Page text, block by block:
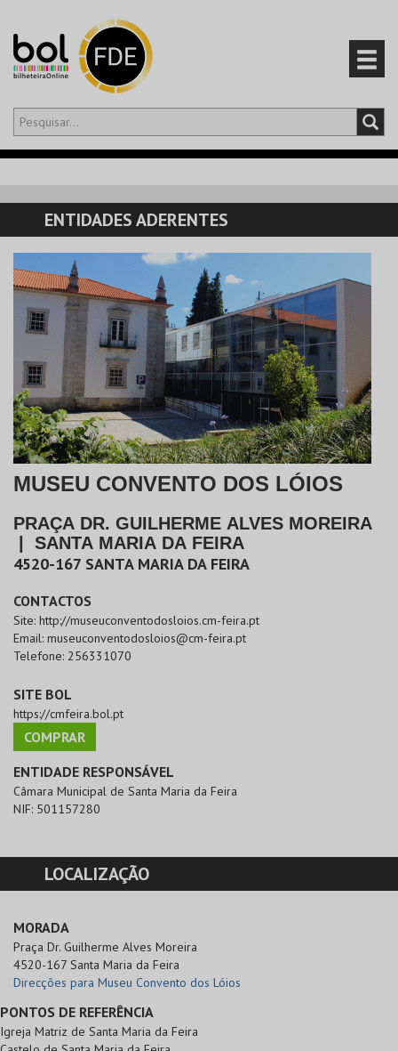
Olá,iniciar sessão
CARRINHO
EVENTOS
CARTÕES
PRODUTOS
ENTIDADES ADERENTES
MUSEU CONVENTO DOS LÓIOS
PRAÇA DR. GUILHERME ALVES MOREIRA
SANTA MARIA DA FEIRA
4520-167 SANTA MARIA DA FEIRA
CONTACTOS
Site: http://museuconventodosloios.cm-feira.pt
Email: museuconventodosloios@cm-feira.pt
Telefone: 256331070
SITE BOL
https://cmfeira.bol.pt
COMPRAR
ENTIDADE RESPONSÁVEL
Câmara Municipal de Santa Maria da Feira
NIF: 501157280
LOCALIZAÇÃO
MORADA
Praça Dr. Guilherme Alves Moreira
4520-167 Santa Maria da Feira
Direcções para Museu Convento dos Lóios
PONTOS DE REFERÊNCIA
Igreja Matriz de Santa Maria da Feira